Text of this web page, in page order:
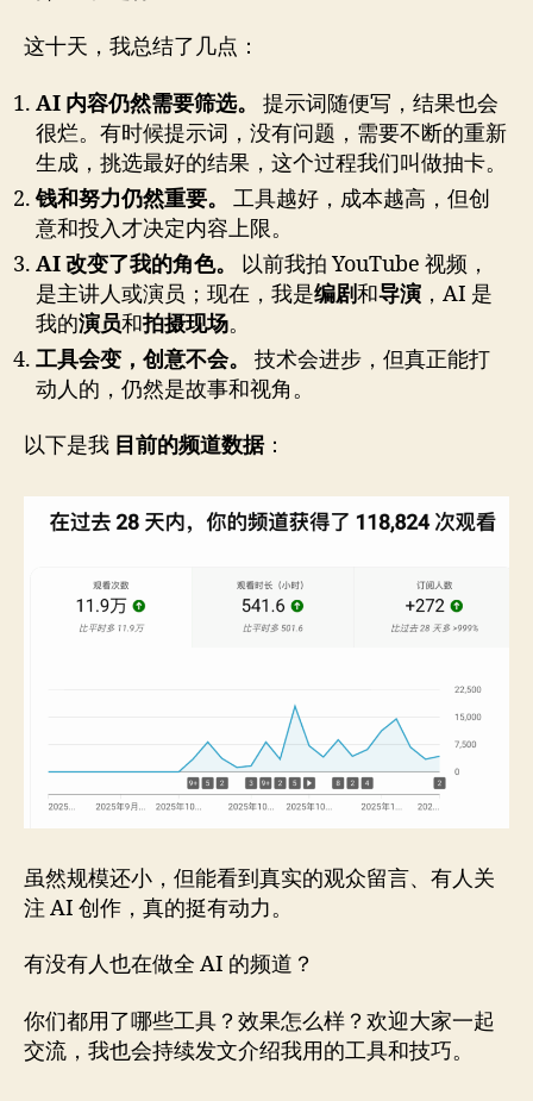
这十天，我总结了几点：
AI 内容仍然需要筛选。
提示词随便写，结果也会
很烂。有时候提示词，没有问题，需要不断的重新
生成，挑选最好的结果，这个过程我们叫做抽卡。
钱和努力仍然重要。
工具越好，成本越高，但创
意和投入才决定内容上限。
AI 改变了我的角色。
以前我拍 YouTube 视频，
是主讲人或演员；现在，我是编剧和导演 ，AI 是
我的演员和拍摄现场。
工具会变，创意不会。
技术会进步，但真正能打
动人的，仍然是故事和视角。
以下是我 目前的频道数据：
虽然规模还小，但能看到真实的观众留言、有人关
注 AI 创作，真的挺有动力。
有没有人也在做全 AI 的频道？
你们都用了哪些工具？效果怎么样？欢迎大家一起
交流，我也会持续发文介绍我用的工具和技巧。